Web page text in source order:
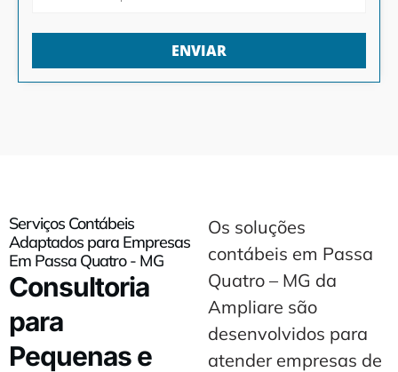
ENVIAR
Serviços Contábeis
Adaptados para Empresas
Em Passa Quatro - MG
Consultoria
para
Pequenas e
Os soluções
contábeis em Passa
Quatro – MG da
Ampliare são
desenvolvidos para
atender empresas de